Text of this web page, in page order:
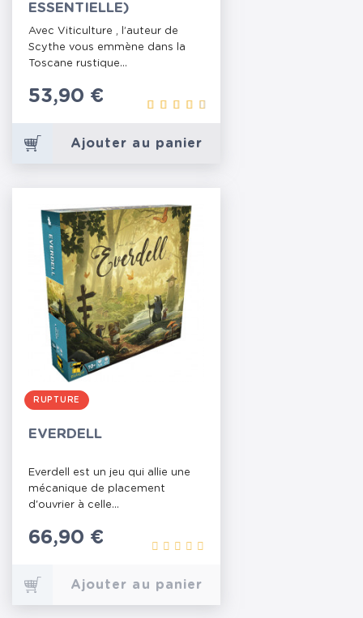
ESSENTIELLE)
Avec Viticulture , l’auteur de
Scythe vous emmène dans la
Toscane rustique...
Prix
53,90 €
Ajouter au panier
RUPTURE
EVERDELL
Everdell est un jeu qui allie une
mécanique de placement
d'ouvrier à celle...
Prix
66,90 €
Ajouter au panier